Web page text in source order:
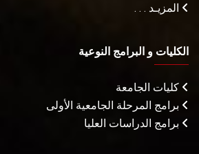
المزيـد . . .
الكليات و البرامج النوعية
كليات الجامعة
برامج المرحلة الجامعية الأولى
برامج الدراسات العليا